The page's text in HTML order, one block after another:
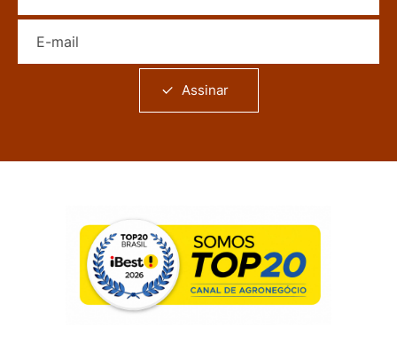
Assinar